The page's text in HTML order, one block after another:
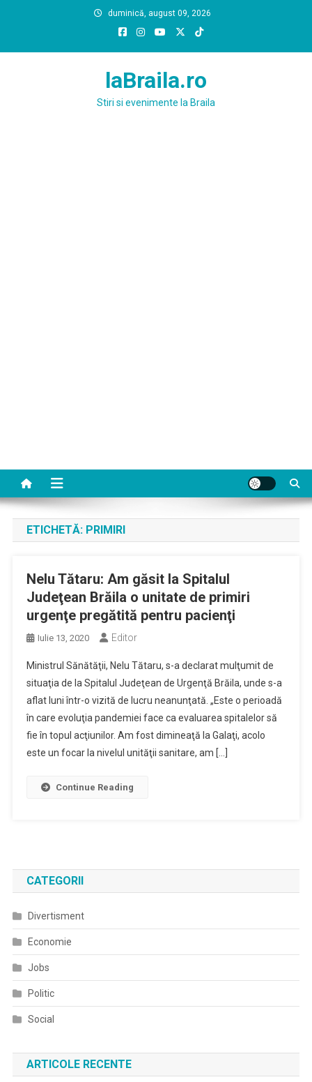
duminică, august 09, 2026
laBraila.ro
Stiri si evenimente la Braila
ETICHETĂ: PRIMIRI
Nelu Tătaru: Am găsit la Spitalul
Judeţean Brăila o unitate de primiri
urgenţe pregătită pentru pacienţi
Iulie 13, 2020 Editor
Ministrul Sănătăţii, Nelu Tătaru, s-a declarat mulţumit de
situaţia de la Spitalul Judeţean de Urgenţă Brăila, unde s-a
aflat luni într-o vizită de lucru neanunţată. „Este o perioadă
în care evoluţia pandemiei face ca evaluarea spitalelor să
fie în topul acţiunilor. Am fost dimineaţă la Galaţi, acolo
este un focar la nivelul unităţii sanitare, am […]
Continue Reading
CATEGORII
Divertisment
Economie
Jobs
Politic
Social
ARTICOLE RECENTE